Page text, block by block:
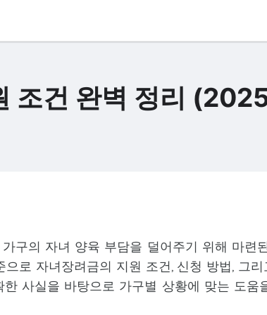
조건 완벽 정리
구의 자녀 양육 부담을 덜어주기 위해 마련
으로 자녀장려금의 지원 조건, 신청 방법, 그
한 사실을 바탕으로 가구별 상황에 맞는 도움